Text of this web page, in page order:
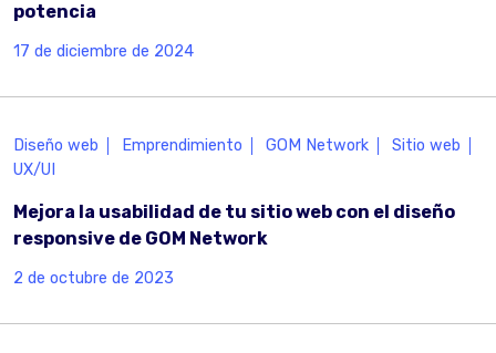
potencia
17 de diciembre de 2024
Diseño web Emprendimiento GOM Network
Sitio web
UX/UI
Mejora la usabilidad de tu sitio web con el diseño
responsive de GOM Network
2 de octubre de 2023